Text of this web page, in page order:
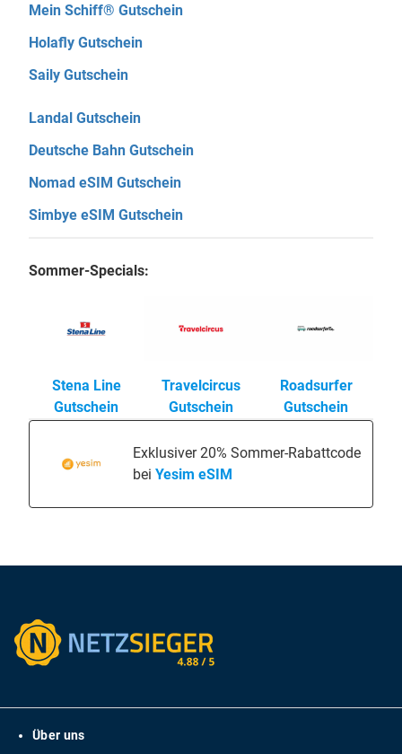
Mein Schiff® Gutschein
Holafly Gutschein
Saily Gutschein
Landal Gutschein
Deutsche Bahn Gutschein
Nomad eSIM Gutschein
Simbye eSIM Gutschein
Sommer-Specials:
Stena Line
Gutschein
Travelcircus
Gutschein
Roadsurfer
Gutschein
Exklusiver 20% Sommer-Rabattcode
bei Yesim eSIM
Über uns